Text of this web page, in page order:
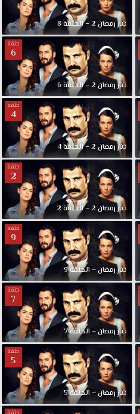
تتار رمضان 2 – الحلقة 8
حلقة
6
تتار رمضان 2 – الحلقة 6
حلقة
4
تتار رمضان 2 – الحلقة 4
حلقة
2
تتار رمضان 2 – الحلقة 2
حلقة
9
تتار رمضان – الحلقة 9
حلقة
7
تتار رمضان – الحلقة 7
حلقة
5
تتار رمضان – الحلقة 5